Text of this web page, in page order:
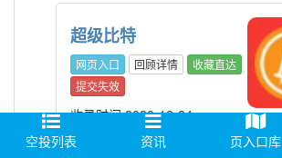
超级比特
网页入口 回顾详情
收藏直达
提交失效
收录时间:2020-12-24
空投列表
资讯 页入口库